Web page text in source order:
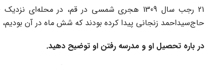
21 رجب سال 1309 هجری شمسی در قم، در
حاج‌سیداحمد زنجانی پیدا کرده بودند که شش ماه در آن
در باره تحصیل او و مدرسه رفتن او توضیح دهید.